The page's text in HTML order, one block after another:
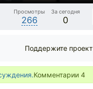
Просмотры
266
За сегодня
0
Поддержите
Комментарии 4